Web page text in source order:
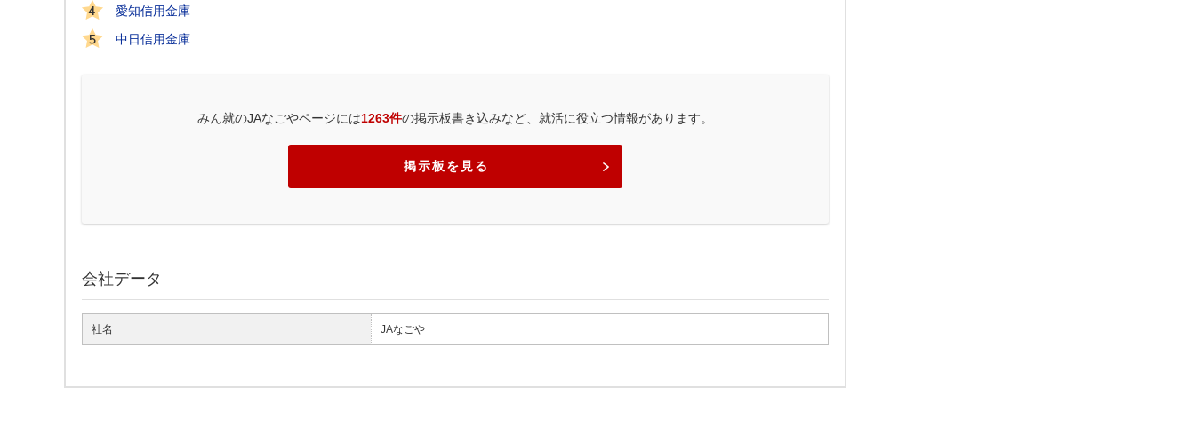
愛知信用金庫
中日信用金庫
みん就のJAなごやページには1263件の掲示板書き込みなど、就活に役立つ情報があります。
掲示板を見る
会社データ
社名 JAなごや